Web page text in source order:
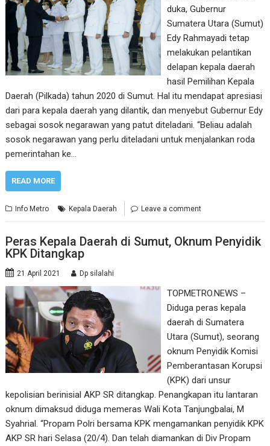
duka, Gubernur
Sumatera Utara (Sumut)
Edy Rahmayadi tetap
melakukan pelantikan
delapan kepala daerah
hasil Pemilihan Kepala
Daerah (Pilkada) tahun 2020 di Sumut. Hal itu mendapat apresiasi
dari para kepala daerah yang dilantik, dan menyebut Gubernur Edy
sebagai sosok negarawan yang patut diteladani. “Beliau adalah
sosok negarawan yang perlu diteladani untuk menjalankan roda
pemerintahan ke…
READ MORE
Info Metro Kepala Daerah Leave a comment
Peras Kepala Daerah di Sumut, Oknum Penyidik
KPK Ditangkap
21 April 2021 Dp silalahi
TOPMETRO.NEWS –
Diduga peras kepala
daerah di Sumatera
Utara (Sumut), seorang
oknum Penyidik Komisi
Pemberantasan Korupsi
(KPK) dari unsur
kepolisian berinisial AKP SR ditangkap. Penangkapan itu lantaran
oknum dimaksud diduga memeras Wali Kota Tanjungbalai, M
Syahrial. “Propam Polri bersama KPK mengamankan penyidik KPK
AKP SR hari Selasa (20/4). Dan telah diamankan di Div Propam